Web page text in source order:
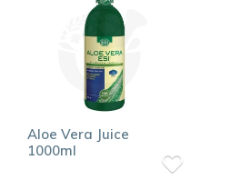
Aloe Vera Juice
1000ml